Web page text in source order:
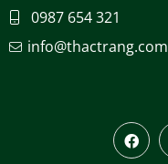
0987 654 321
info@thactrang.com